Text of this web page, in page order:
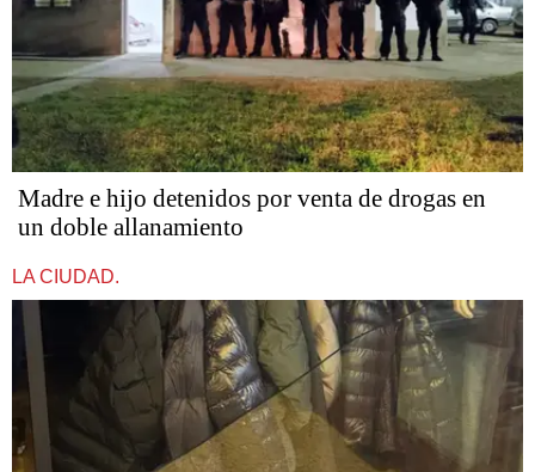
Madre e hijo detenidos por venta de drogas en
un doble allanamiento
LA CIUDAD.